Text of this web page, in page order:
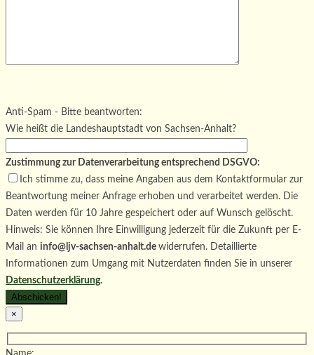
Bitte lasse dieses Feld leer.
Anti-Spam - Bitte beantworten:
Wie heißt die Landeshauptstadt von Sachsen-Anhalt?
Zustimmung zur Datenverarbeitung entsprechend DSGVO:
Ich stimme zu, dass meine Angaben aus dem Kontaktformular zur
Beantwortung meiner Anfrage erhoben und verarbeitet werden. Die
Daten werden für 10 Jahre gespeichert oder auf Wunsch gelöscht.
Hinweis: Sie können Ihre Einwilligung jederzeit für die Zukunft per E-
Mail an info@ljv-sachsen-anhalt.de widerrufen. Detaillierte
Informationen zum Umgang mit Nutzerdaten finden Sie in unserer
Datenschutzerklärung.
×